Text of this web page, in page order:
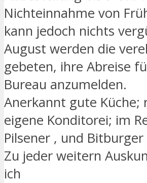
Nichteinnahme von
kann jedoch nichts
August werden die
gebeten, ihre Abreise
Bureau anzumelden.
Anerkannt gute Küche;
eigene Konditorei; im
Pilsener , und Bitburger
Zu jeder weitern
ich